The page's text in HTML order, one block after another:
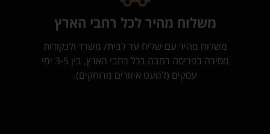
משלוח מהיר לכל רחבי הארץ
משלוח מהיר עם שליח עד לבית/ משרד ולנקודות
מסירה בפריסה רחבה בכל רחבי הארץ, בין 3-5 ימי
עסקים (למעט איזורים מרוחקים).